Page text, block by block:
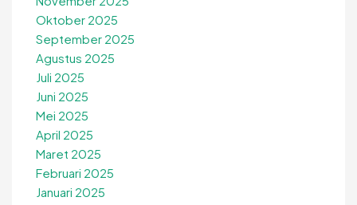
Oktober 2025
September 2025
Agustus 2025
Juli 2025
Juni 2025
Mei 2025
April 2025
Maret 2025
Februari 2025
Januari 2025